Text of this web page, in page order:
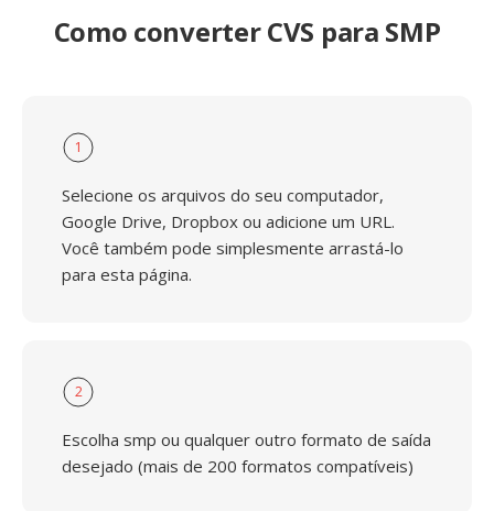
Como converter CVS para SMP
1
Selecione os arquivos do seu computador,
Google Drive, Dropbox ou adicione um URL.
Você também pode simplesmente arrastá-lo
para esta página.
2
Escolha smp ou qualquer outro formato de saída
desejado (mais de 200 formatos compatíveis)